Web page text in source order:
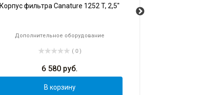
Корпус фильтра Canature 1252 T, 2,5"
Дополнительное оборудование
( 0 )
6 580 руб.
В корзину